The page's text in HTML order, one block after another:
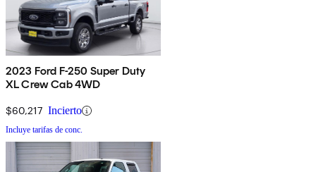
2023 Ford F-250 Super Duty
XL Crew Cab 4WD
$60,217 Incierto
Incluye tarifas de conc.